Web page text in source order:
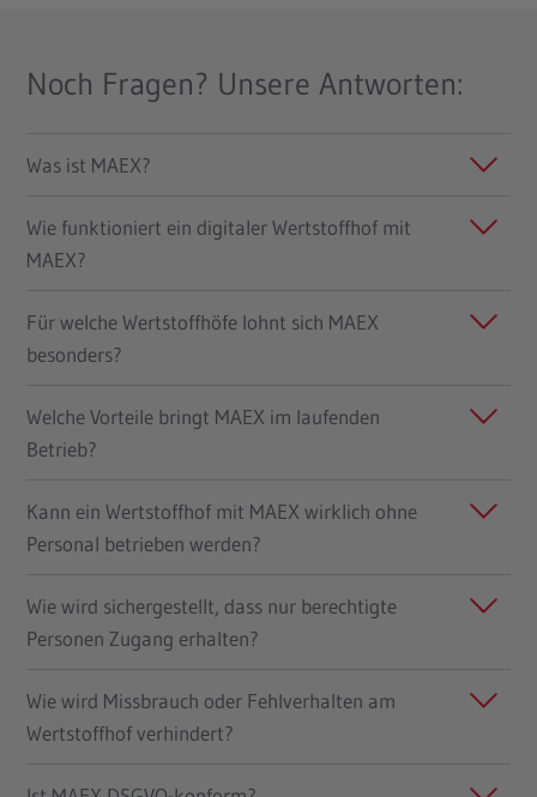
Noch Fragen? Unsere Antworten:
Was ist MAEX?
Wie funktioniert ein digitaler Wertstoffhof mit
MAEX?
Für welche Wertstoffhöfe lohnt sich MAEX
besonders?
Welche Vorteile bringt MAEX im laufenden
Betrieb?
Kann ein Wertstoffhof mit MAEX wirklich ohne
Personal betrieben werden?
Wie wird sichergestellt, dass nur berechtigte
Personen Zugang erhalten?
Wie wird Missbrauch oder Fehlverhalten am
Wertstoffhof verhindert?